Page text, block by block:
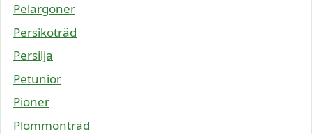
Pelargoner
Persikoträd
Persilja
Petunior
Pioner
Plommonträd